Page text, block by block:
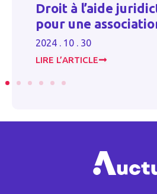
Droit à l’aide
pour une
2024 . 10 . 30
LIRE L’ARTICLE